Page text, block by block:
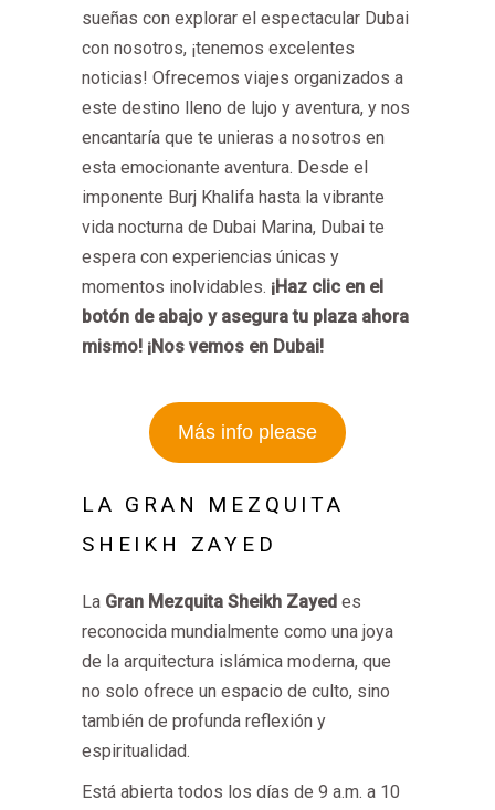
sueñas con explorar el espectacular Dubai
con nosotros, ¡tenemos excelentes
noticias! Ofrecemos viajes organizados a
este destino lleno de lujo y aventura, y nos
encantaría que te unieras a nosotros en
esta emocionante aventura. Desde el
imponente Burj Khalifa hasta la vibrante
vida nocturna de Dubai Marina, Dubai te
espera con experiencias únicas y
momentos inolvidables. ¡Haz clic en el
botón de abajo y asegura tu plaza ahora
mismo! ¡Nos vemos en Dubai!
Más info please
LA GRAN MEZQUITA
SHEIKH ZAYED
La Gran Mezquita Sheikh Zayed es
reconocida mundialmente como una joya
de la arquitectura islámica moderna, que
no solo ofrece un espacio de culto, sino
también de profunda reflexión y
espiritualidad.
Está abierta todos los días de 9 a.m. a 10